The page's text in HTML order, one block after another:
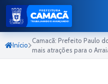
Início
Camacã: Prefeito Paulo
mais atrações para o